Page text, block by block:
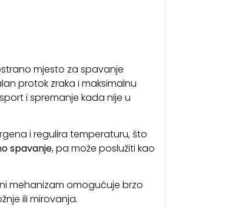
mjesto za spavanje
protok zraka i maksimalnu
i spremanje kada nije u
i regulira temperaturu, što
spavanje, pa može poslužiti kao
mehanizam omogućuje brzo
ili mirovanja.